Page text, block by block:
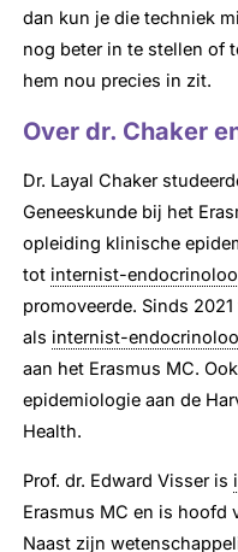
dan kun je die techniek
nog beter in te stellen of
hem nou precies in zit.
Over dr. Chaker
Dr. Layal Chaker
Geneeskunde bij het
opleiding klinische
tot internist-
promoveerde. Sinds
als internist-
aan het Erasmus MC.
epidemiologie aan de
Health.
Prof. dr. Edward Visser is
Erasmus MC en is hoofd
Naast zijn